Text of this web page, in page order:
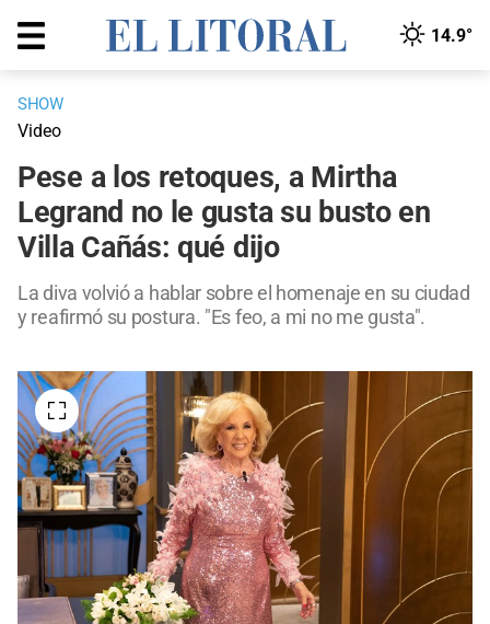
14.9°
SHOW
Video
Pese a los retoques, a Mirtha
Legrand no le gusta su busto en
Villa Cañás: qué dijo
La diva volvió a hablar sobre el homenaje en su ciudad
y reafirmó su postura. "Es feo, a mi no me gusta".